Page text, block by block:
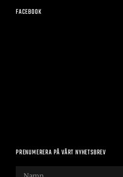
FACEBOOK
PRENUMERERA PÅ VÅRT NYHETSBREV